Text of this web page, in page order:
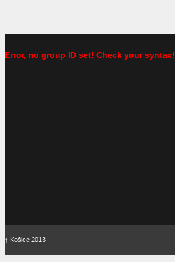
Error, no group ID set! Check your syntax!
↑ Košice 2013